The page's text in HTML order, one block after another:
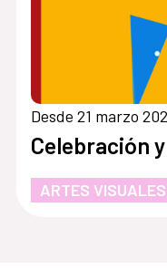
Desde 21 marzo
Celebración
ARTES VISUALES